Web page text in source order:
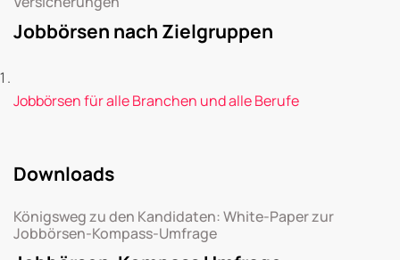
Jobbörsen nach Zielgruppen
Jobbörsen für alle Branchen und alle Berufe
Downloads
Königsweg zu den Kandidaten: White-Paper zur
Jobbörsen-Kompass-Umfrage